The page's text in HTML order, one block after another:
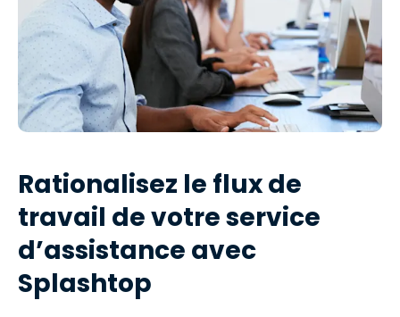
Rationalisez le flux de
travail de votre service
d’assistance avec
Splashtop